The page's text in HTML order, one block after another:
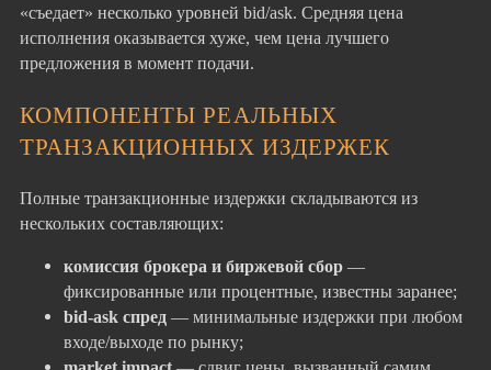
«съедает» несколько уровней bid/ask. Средняя цена
исполнения оказывается хуже, чем цена лучшего
предложения в момент подачи.
КОМПОНЕНТЫ РЕАЛЬНЫХ
ТРАНЗАКЦИОННЫХ ИЗДЕРЖЕК
Полные транзакционные издержки складываются из
нескольких составляющих:
комиссия брокера и биржевой сбор —
фиксированные или процентные, известны заранее;
bid-ask спред — минимальные издержки при любом
входе/выходе по рынку;